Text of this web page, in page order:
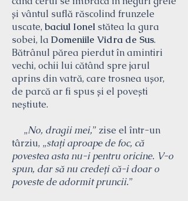
și vântul suflă răscolind frunzele
uscate, baciul Ionel stătea la gura
sobei, la Domeniile Vidra de Sus.
Bătrânul părea pierdut în amintiri
vechi, ochii lui cătând spre jarul
aprins din vatră, care trosnea ușor,
de parcă ar fi spus și el povești
neștiute.
„No, dragii mei,” zise el într-un
târziu, „stați aproape de foc, că
povestea asta nu-i pentru oricine. V-o
spun, dar să nu credeți că-i doar o
poveste de adormit pruncii.”